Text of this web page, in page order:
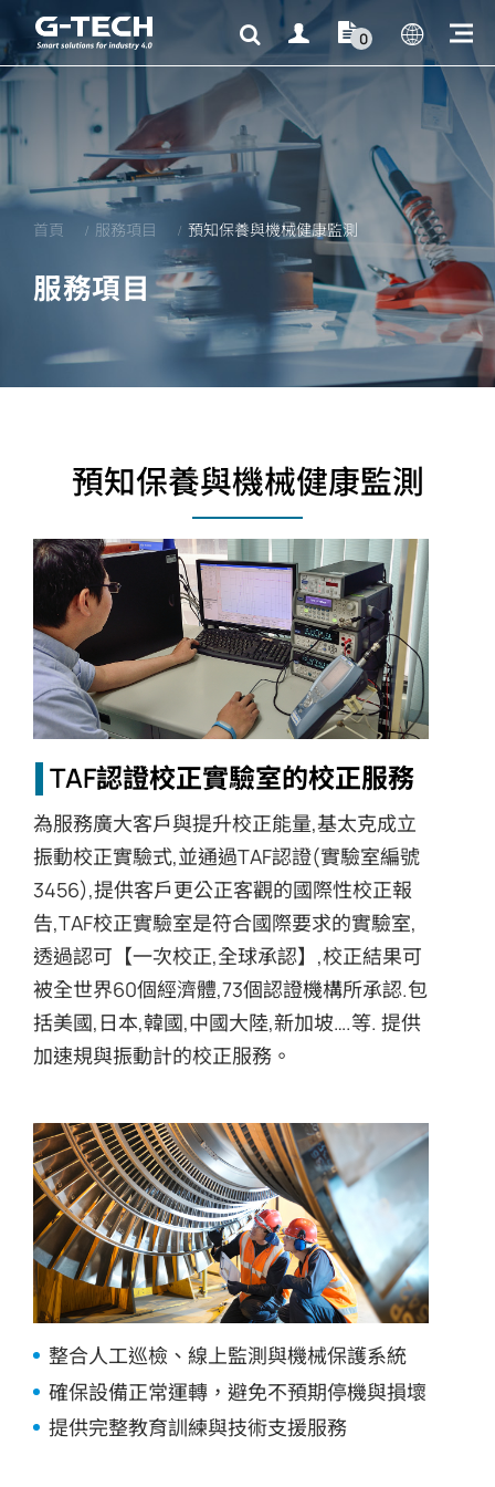
0
首頁 服務項目 預知保養與機械健康監測
服務項目
預知保養與機械健康監測
TAF認證校正實驗室的校正服務
為服務廣大客戶與提升校正能量,基太克成立
振動校正實驗式,並通過TAF認證(實驗室編號
3456),提供客戶更公正客觀的國際性校正報
告,TAF校正實驗室是符合國際要求的實驗室,
透過認可【一次校正,全球承認】,校正結果可
被全世界60個經濟體,73個認證機構所承認.包
括美國,日本,韓國,中國大陸,新加坡….等. 提供
加速規與振動計的校正服務。
整合人工巡檢、線上監測與機械保護系統
確保設備正常運轉，避免不預期停機與損壞
提供完整教育訓練與技術支援服務